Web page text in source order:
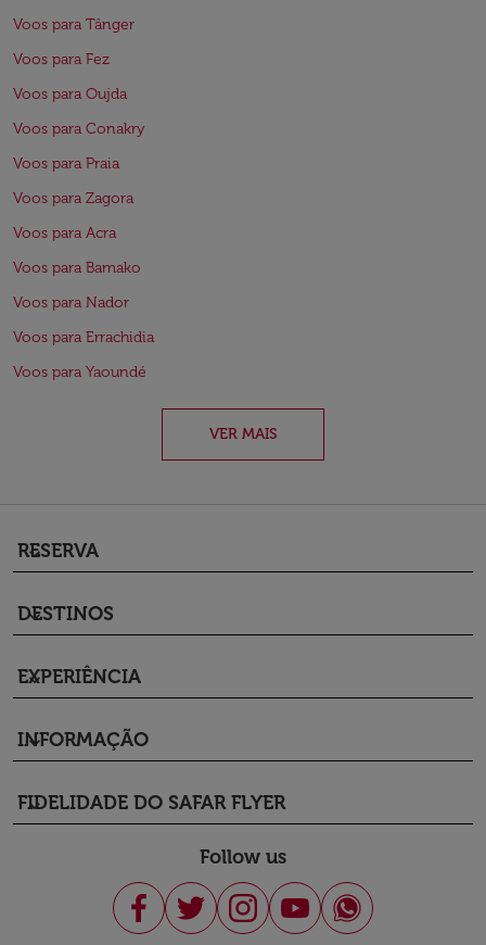
Voos para Tânger
Voos para Fez
Voos para Oujda
Voos para Conakry
Voos para Praia
Voos para Zagora
Voos para Acra
Voos para Bamako
Voos para Nador
Voos para Errachidia
Voos para Yaoundé
VER MAIS
RESERVA
keyboard_arrow_down
DESTINOS
keyboard_arrow_down
EXPERIÊNCIA
keyboard_arrow_down
INFORMAÇÃO
keyboard_arrow_down
FIDELIDADE DO SAFAR FLYER
keyboard_arrow_down
Follow us